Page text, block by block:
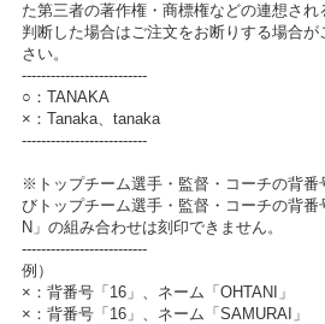
た第三者の著作権・商標権などの連想さ
判断した場合はご注文をお断りする場合
さい。
--------------------------
○：TANAKA
×：Tanaka、tanaka
--------------------------
※トップチーム選手・監督・コーチの背番
びトップチーム選手・監督・コーチの背
N」の組み合わせは刻印できません。
--------------------------
例）
×：背番号「16」、ネーム「OHTANI」
×：背番号「16」、ネーム「SAMURAI」